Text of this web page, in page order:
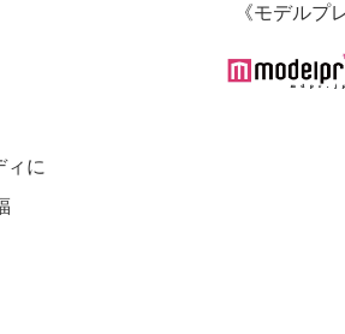
《モデルプ
ィに